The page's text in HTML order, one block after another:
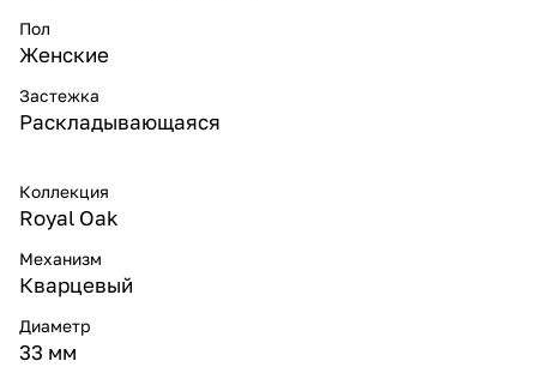
Пол
Женские
Застежка
Раскладывающаяся
Коллекция
Royal Oak
Механизм
Кварцевый
Диаметр
33 мм